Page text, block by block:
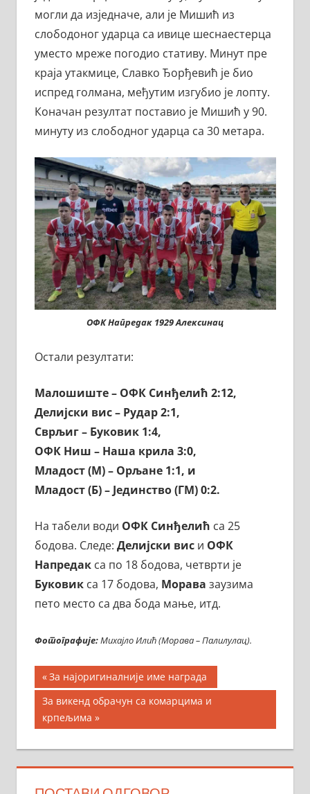
могли да изједначе, али је Мишић из
слободоног ударца са ивице шеснаестерца
уместо мреже погодио стативу. Минут пре
краја утакмице, Славко Ђорђевић је био
испред голмана, међутим изгубио је лопту.
Коначан резултат поставио је Мишић у 90.
минуту из слободног ударца са 30 метара.
ОФК Напредак 1929 Алексинац
Остали резултати:
Малошиште – ОФК Синђелић 2:12,
Делијски вис – Рудар 2:1,
Сврљиг – Буковик 1:4,
ОФК Ниш – Наша крила 3:0,
Младост (М) – Орљане 1:1, и
Младост (Б) – Јединство (ГМ) 0:2.
На табели води ОФК Синђелић са 25
бодова. Следе: Делијски виси ОФК
Напредакса по 18 бодова, четврти је
Буковикса 17 бодова, Морава заузима
пето место са два бода мање, итд.
Фотографије:Михајло Илић (Морава – Палилулац).
Кретање
чланка
Previous
Post:
За најоригиналније име награда
Next
Post:
За викенд обрачун са комарцима и
крпељима